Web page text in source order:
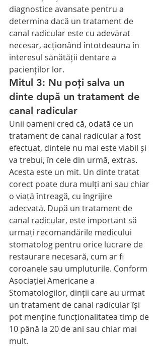
diagnostice avansate pentru a
determina dacă un tratament de
canal radicular este cu adevărat
necesar, acționând întotdeauna în
interesul sănătății dentare a
pacienților lor.
Mitul 3: Nu poți salva un
dinte după un tratament de
canal radicular
Unii oameni cred că, odată ce un
tratament de canal radicular a fost
efectuat, dintele nu mai este viabil și
va trebui, în cele din urmă, extras.
Acesta este un mit. Un dinte tratat
corect poate dura mulți ani sau chiar
o viață întreagă, cu îngrijire
adecvată. După un tratament de
canal radicular, este important să
urmați recomandările medicului
stomatolog pentru orice lucrare de
restaurare necesară, cum ar fi
coroanele sau umpluturile. Conform
Asociației Americane a
Stomatologilor, dinții care au urmat
un tratament de canal radicular își
pot menține funcționalitatea timp de
10 până la 20 de ani sau chiar mai
mult.